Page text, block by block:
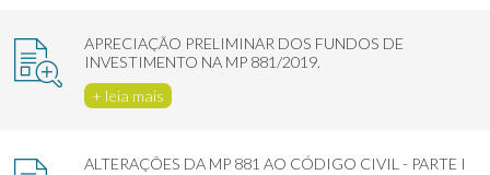
APRECIAÇÃO PRELIMINAR DOS FUNDOS DE
INVESTIMENTO NA MP 881/2019.
+ leia mais
ALTERAÇÕES DA MP 881 AO CÓDIGO CIVIL - PARTE I